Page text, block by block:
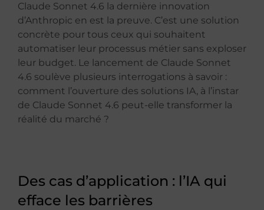
Claude Sonnet 4.6 la dernière innovation
d’Anthropic en est la preuve. C’est une solution
concrète pour tous ceux qui souhaitent
automatiser leur processus métier sans exploser
leur budget. Le lancement de Claude Sonnet
4.6 soulève plusieurs interrogations à savoir :
comment l’ouverture des solutions IA, à l’instar
de Claude Sonnet 4.6 peut-elle transformer la
réalité du marché ?
Des cas d’application : l’IA qui
efface les barrières